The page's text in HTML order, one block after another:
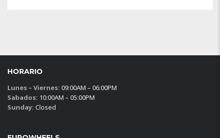
HORARIO
Lunes – Viernes: 09:00AM – 06:00PM
Sabados: 10:00AM – 05:00PM
Sunday: Closed